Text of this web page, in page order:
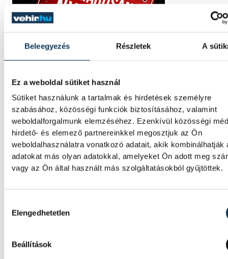
Beleegyezés Részletek A
Ez a weboldal sütiket használ
Sütiket használunk a tartalmak és hirdetések személyre
szabásához, közösségi funkciók biztosításához, valamint
weboldalforgalmunk elemzéséhez. Ezenkívül közösségi
hirdető- és elemező partnereinkkel megosztjuk az Ön
weboldalhasználatra vonatkozó adatait, akik kombinálhatják
adatokat más olyan adatokkal, amelyeket Ön adott meg
vagy az Ön által használt más szolgáltatásokból gyűjtöttek.
Elengedhetetlen
Beállítások